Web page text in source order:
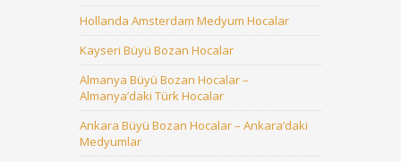
Hollanda Amsterdam Medyum Hocalar
Kayseri Büyü Bozan Hocalar
Almanya Büyü Bozan Hocalar –
Almanya’daki Türk Hocalar
Ankara Büyü Bozan Hocalar – Ankara’daki
Medyumlar